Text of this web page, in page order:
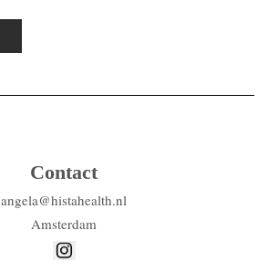
Contact
angela@histahealth.nl
Amsterdam